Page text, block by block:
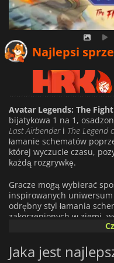
Najlepsi
Avatar Legends: The
bijatykowa 1 na 1,
Last Airbender i The Legend
łamanie schematów
której wyczucie czasu,
każdą rozgrywkę.
Gracze mogą wybierać
inspirowanych
odrębny styl łamania
zakorzenionych w ziemi,
Każdy wojownik gra się
powtarzalności.
Jaka jest